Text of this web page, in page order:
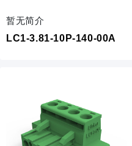
暂无简介
LC1-3.81-10P-140-00A